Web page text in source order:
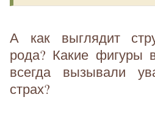
А как выглядит
рода? Какие фигуры
всегда вызывали
страх?